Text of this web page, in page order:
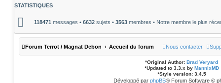
e
s
a
e
STATISTIQUES
118471 messages • 6632 sujets • 3563 membres • Notre membre le plus
Forum Terrot / Magnat Debon Accueil du forum Nous contacter
*Original Author: Brad Veryard
*Updated to 3.3.x by MannixMD
*Style version: 3.4.5
Développé par phpBB® Forum Software ©